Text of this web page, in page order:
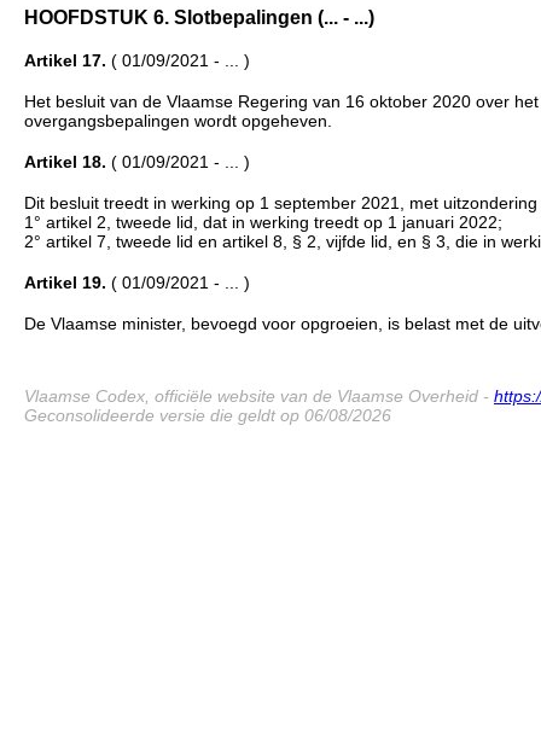
HOOFDSTUK 6. Slotbepalingen (... - ...)
Artikel 17. ( 01/09/2021 - ... )
Het besluit van de Vlaamse Regering van 16 oktober 2020 over
overgangsbepalingen wordt opgeheven.
Artikel 18. ( 01/09/2021 - ... )
Dit besluit treedt in werking op 1 september 2021, met
1° artikel 2, tweede lid, dat in werking treedt op 1 januari 2022;
2° artikel 7, tweede lid en artikel 8, § 2, vijfde lid, en § 3, die in
Artikel 19. ( 01/09/2021 - ... )
De Vlaamse minister, bevoegd voor opgroeien, is belast met de
Vlaamse Codex, officiële website van de Vlaamse Overheid -
Geconsolideerde versie die geldt op 06/08/2026